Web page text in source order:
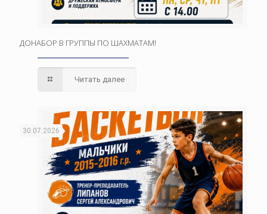
ДОНАБОР В ГРУППЫ ПО ШАХМАТАМ!
Читать далее
30.07.2026